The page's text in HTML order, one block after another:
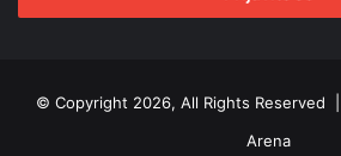
© Copyright 2026, All Rights Reserved |
Arena